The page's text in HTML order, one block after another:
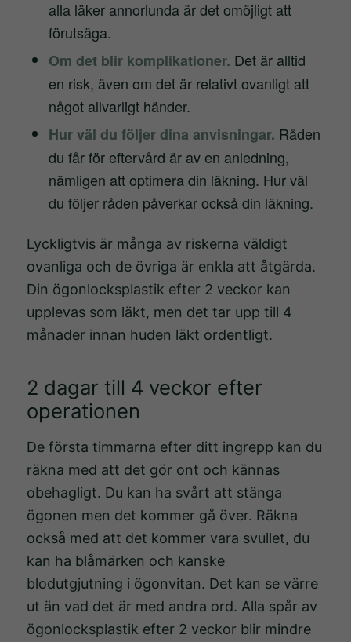
alla läker annorlunda är det omöjligt att
förutsäga.
Om det blir komplikationer. Det är alltid
en risk, även om det är relativt ovanligt att
något allvarligt händer.
Hur väl du följer dina anvisningar. Råden
du får för eftervård är av en anledning,
nämligen att optimera din läkning. Hur väl
du följer råden påverkar också din läkning.
Lyckligtvis är många av riskerna väldigt
ovanliga och de övriga är enkla att åtgärda.
Din ögonlocksplastik efter 2 veckor kan
upplevas som läkt, men det tar upp till 4
månader innan huden läkt ordentligt.
2 dagar till 4 veckor efter
operationen
De första timmarna efter ditt ingrepp kan du
räkna med att det gör ont och kännas
obehagligt. Du kan ha svårt att stänga
ögonen men det kommer gå över. Räkna
också med att det kommer vara svullet, du
kan ha blåmärken och kanske
blodutgjutning i ögonvitan. Det kan se värre
ut än vad det är med andra ord. Alla spår av
ögonlocksplastik efter 2 veckor blir mindre